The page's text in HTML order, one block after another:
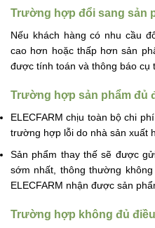
Trường hợp đổi sang sản
Nếu khách hàng có nhu cầu
cao hơn hoặc thấp hơn sản
được tính toán và thông báo cụ
Trường hợp sản phẩm đủ
ELECFARM chịu toàn bộ chi
trường hợp lỗi do nhà sản xuất
Sản phẩm thay thế sẽ được
sớm nhất, thông thường không
ELECFARM nhận được sản
Trường hợp không đủ